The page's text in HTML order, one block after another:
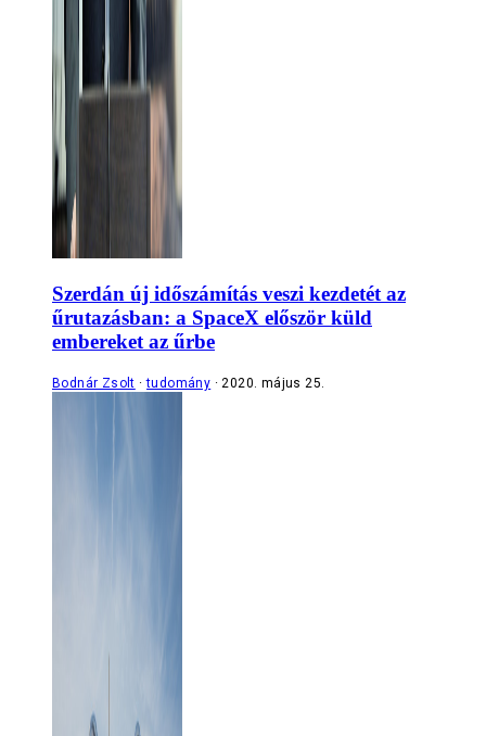
Szerdán új időszámítás veszi kezdetét az
űrutazásban: a SpaceX először küld
embereket az űrbe
Bodnár Zsolt tudomány 2020. május 25.